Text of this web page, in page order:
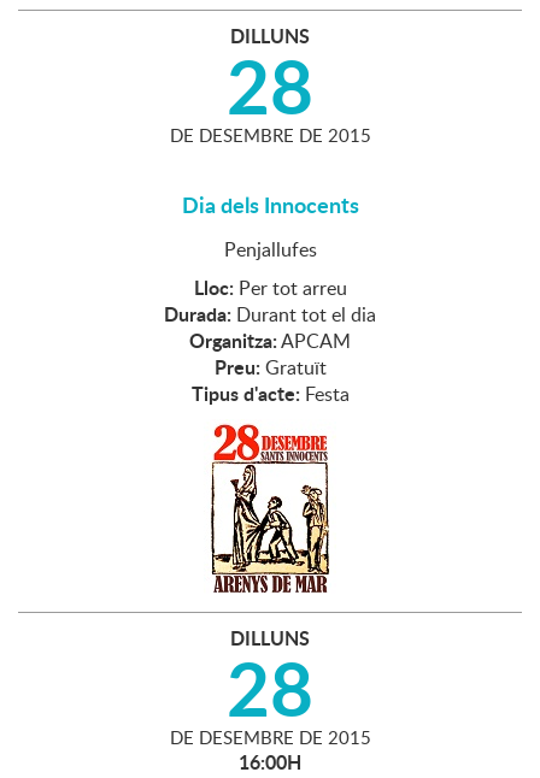
DILLUNS
28
DE DESEMBRE DE 2015
Dia dels Innocents
Penjallufes
Lloc: Per tot arreu
Durada: Durant tot el dia
Organitza:APCAM
Preu: Gratuït
Tipus d'acte: Festa
DILLUNS
28
DE DESEMBRE DE 2015
16:00H